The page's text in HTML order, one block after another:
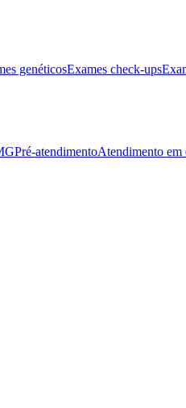
genéticosExames check-ups
Pré-atendimentoAtendimento em